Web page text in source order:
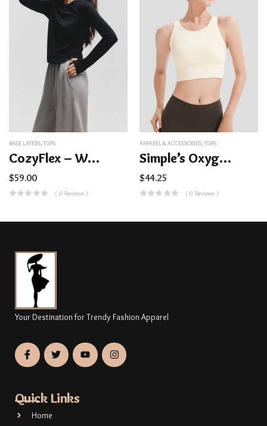
BASE LAYERS TOPS
CozyFlex – Women’s Stretch Cotton Long Sleeve Top
$59.00
( 0 Reviews )
APPAREL & ACCESSORIES TOPS
Simple’s Oxygen – Women’s Sports Bra UPF50+
$44.25
( 0 Reviews )
Your Destination for Trendy Fashion Apparel
Quick Links
Home